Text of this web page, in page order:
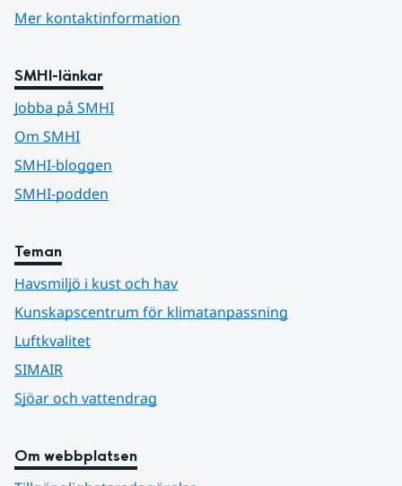
Mer kontaktinformation
SMHI-länkar
Jobba på SMHI
Om SMHI
SMHI-bloggen
SMHI-podden
Teman
Havsmiljö i kust och hav
Kunskapscentrum för klimatanpassning
Luftkvalitet
SIMAIR
Sjöar och vattendrag
Om webbplatsen